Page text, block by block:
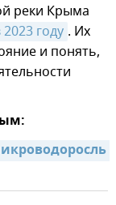
реки Крыма
году . Их
и понять,